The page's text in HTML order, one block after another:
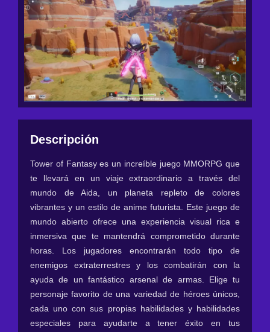
Descripción
Tower of Fantasy es un increíble juego MMORPG que
te llevará en un viaje extraordinario a través del
mundo de Aida, un planeta repleto de colores
vibrantes y un estilo de anime futurista. Este juego de
mundo abierto ofrece una experiencia visual rica e
inmersiva que te mantendrá comprometido durante
horas. Los jugadores encontrarán todo tipo de
enemigos extraterrestres y los combatirán con la
ayuda de un fantástico arsenal de armas. Elige tu
personaje favorito de una variedad de héroes únicos,
cada uno con sus propias habilidades y habilidades
especiales para ayudarte a tener éxito en tus